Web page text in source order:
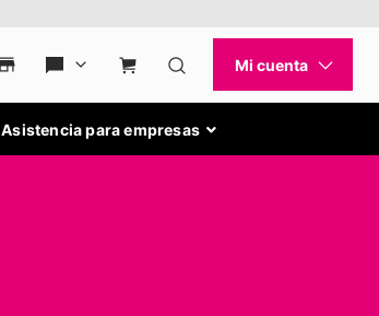
Asistencia para empresas